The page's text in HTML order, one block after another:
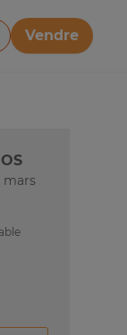
Vendre
mars